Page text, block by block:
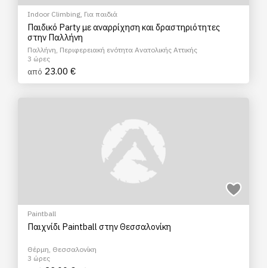
Indoor Climbing, Για παιδιά
Παιδικό Party με αναρρίχηση και δραστηριότητες
στην Παλλήνη
Παλλήνη, Περιφερειακή ενότητα Ανατολικής Αττικής
3 ώρες
από 23.00 €
Paintball
Παιχνίδι Paintball στην Θεσσαλονίκη
Θέρμη, Θεσσαλονίκη
3 ώρες